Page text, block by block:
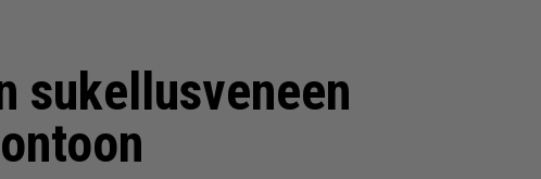
sukellusveneen